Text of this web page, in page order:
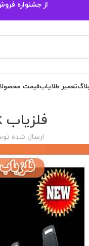
از جشنواره
بلاگتعمیر طلایابقیمت
فلزیاب Teknetics Digitek
ارسال شده